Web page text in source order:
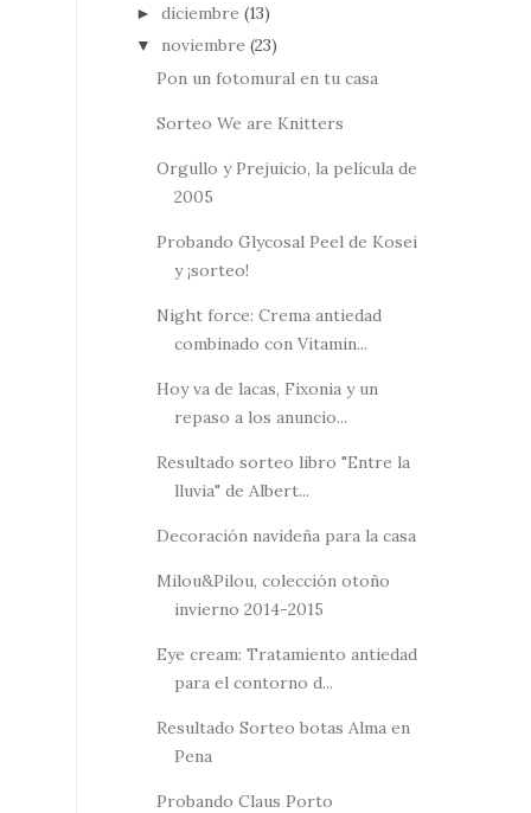
► diciembre (13)
▼ noviembre (23)
Pon un fotomural en tu casa
Sorteo We are Knitters
Orgullo y Prejuicio, la película de
2005
Probando Glycosal Peel de Kosei
y ¡sorteo!
Night force: Crema antiedad
combinado con Vitamin...
Hoy va de lacas, Fixonia y un
repaso a los anuncio...
Resultado sorteo libro "Entre la
lluvia" de Albert...
Decoración navideña para la casa
Milou&Pilou, colección otoño
invierno 2014-2015
Eye cream: Tratamiento antiedad
para el contorno d...
Resultado Sorteo botas Alma en
Pena
Probando Claus Porto